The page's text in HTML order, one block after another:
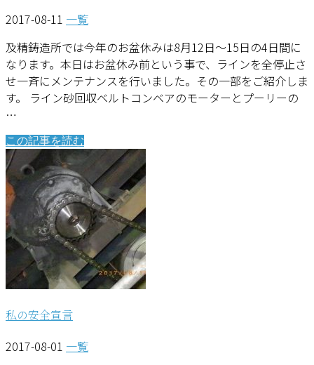
2017-08-11 一覧
及精鋳造所では今年のお盆休みは8月12日～15日の4日間に
なります。本日はお盆休み前という事で、ラインを全停止さ
せ一斉にメンテナンスを行いました。その一部をご紹介しま
す。 ライン砂回収ベルトコンベアのモーターとプーリーの
…
この記事を読む
私の安全宣言
2017-08-01 一覧